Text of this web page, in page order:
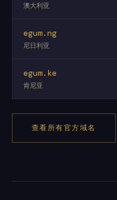
澳大利亚
egum.ng
尼日利亚
egum.ke
肯尼亚
查看所有官方域名